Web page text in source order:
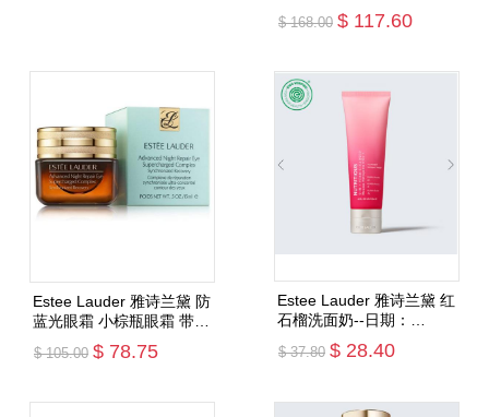
$ 168.00 $ 117.60
Estee Lauder 雅诗兰黛 防
蓝光眼霜 小棕瓶眼霜 带盒
（一箱最多2瓶）--采购最
新日期 7.5折
$ 105.00 $ 78.75
Estee Lauder 雅诗兰黛 红
石榴洗面奶--日期：
2028.04（一箱最多3支）
$ 37.80 $ 28.40